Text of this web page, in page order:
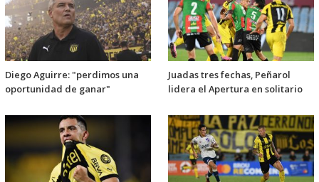
Diego Aguirre: "perdimos una
oportunidad de ganar"
Juadas tres fechas, Peñarol
lidera el Apertura en solitario